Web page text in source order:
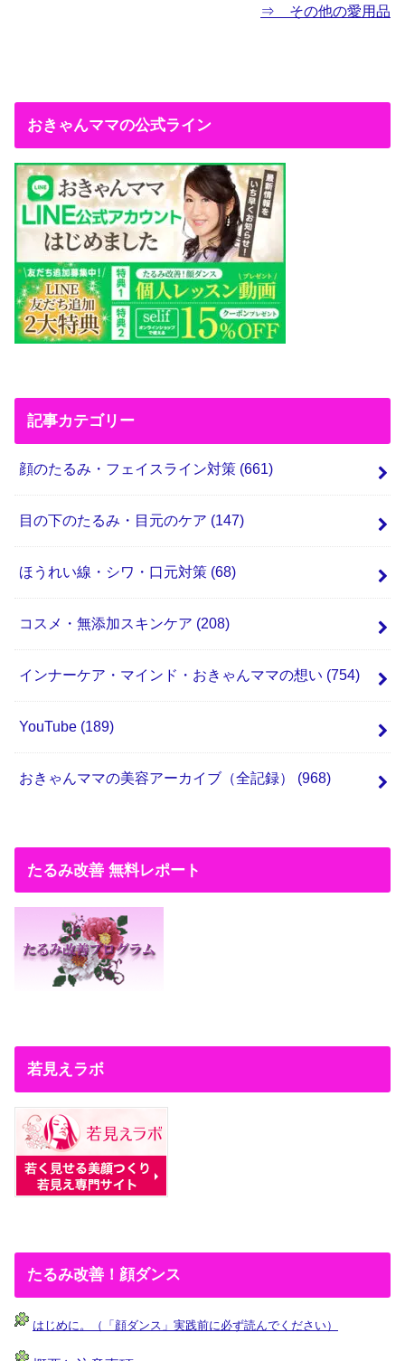
⇒ その他の愛用品
おきゃんママの公式ライン
記事カテゴリー
顔のたるみ・フェイスライン対策 (661)
目の下のたるみ・目元のケア (147)
ほうれい線・シワ・口元対策 (68)
コスメ・無添加スキンケア (208)
インナーケア・マインド・おきゃんママの想い (754)
YouTube (189)
おきゃんママの美容アーカイブ（全記録） (968)
たるみ改善 無料レポート
若見えラボ
たるみ改善！顔ダンス
はじめに。（「顔ダンス」実践前に必ず読んでください）